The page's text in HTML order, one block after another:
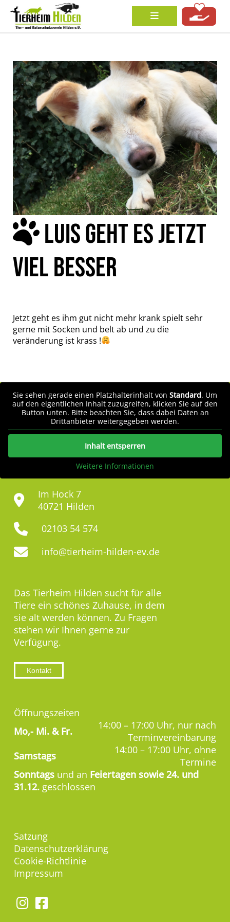
LUIS GEHT ES JETZT
VIEL BESSER
Jetzt geht es ihm gut nicht mehr krank spielt sehr
gerne mit Socken und belt ab und zu die
veränderung ist krass !
Sie sehen gerade einen Platzhalterinhalt von Standard. Um
auf den eigentlichen Inhalt zuzugreifen, klicken Sie auf den
Button unten. Bitte beachten Sie, dass dabei Daten an
Drittanbieter weitergegeben werden.
Inhalt entsperren
Weitere Informationen
Im Hock 7
40721 Hilden
02103 54 574
info@tierheim-hilden-ev.de
Das Tierheim Hilden sucht für alle
Tiere ein schönes Zuhause, in dem
sie alt werden können. Zu Fragen
stehen wir Ihnen gerne zur
Verfügung.
Kontakt
Öffnungszeiten
Mo,- Mi. & Fr.
14:00 – 17:00 Uhr, nur nach
Terminvereinbarung
Samstags
14:00 – 17:00 Uhr, ohne
Termine
Sonntags und an Feiertagen sowie 24. und
31.12. geschlossen
Satzung
Datenschutzerklärung
Cookie-Richtlinie
Impressum